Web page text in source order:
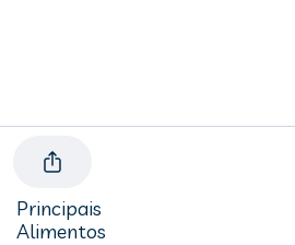
Principais
Alimentos